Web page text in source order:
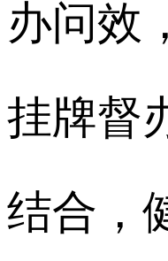
办问效
挂牌督
结合，